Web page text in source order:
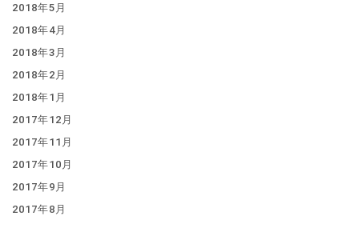
2018年5月
2018年4月
2018年3月
2018年2月
2018年1月
2017年12月
2017年11月
2017年10月
2017年9月
2017年8月